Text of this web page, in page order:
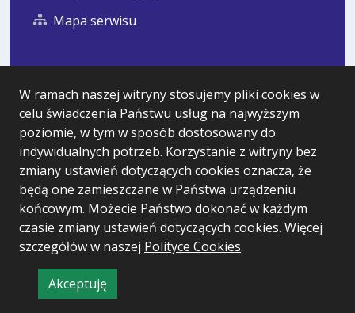
W ramach naszej witryny stosujemy pliki cookies w
celu świadczenia Państwu usług na najwyższym
poziomie, w tym w sposób dostosowany do
indywidualnych potrzeb. Korzystanie z witryny bez
zmiany ustawień dotyczących cookies oznacza, że
będą one zamieszczane w Państwa urządzeniu
końcowym. Możecie Państwo dokonać w każdym
czasie zmiany ustawień dotyczących cookies. Więcej
szczegółów w naszej Polityce Cookies.
Akceptuję
informację
Mapa serwisu
Statystyki oglądalności
Ostatnio dodane
Polityka prywatności
Wersja systemu: 5.7.0 [99]
Ostatnia aktualizacja BIP: 05.08.2026 12:32
CMS i hosting: Logonet Sp. z o.o. w Bydgoszczy